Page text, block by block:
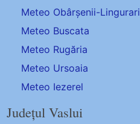
Meteo Obârșenii-Lingurari
Meteo Buscata
Meteo Rugăria
Meteo Ursoaia
Meteo Iezerel
Județul Vaslui